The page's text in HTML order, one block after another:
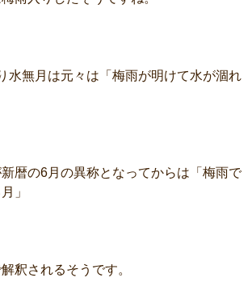
水無月は元々は「梅雨が明けて水が涸れ
暦の6月の異称となってからは「梅雨で
」
釈されるそうです。